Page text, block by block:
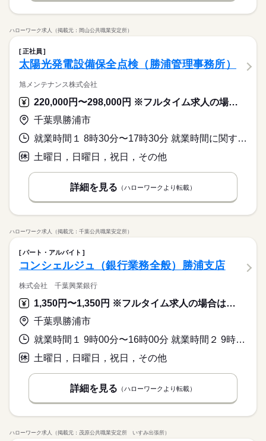
募集条件
交通費
就業時間・曜日
残20未満
働き方・環境
社会保険制度
禁煙・分煙
日勤のみ
■日勤
休日・休暇
数 107日
履歴書作成のアドバイスや面接日の調整だけでなく、お給料、
費用は一切かかりません。
働く人の待遇向上 基本特徴 募集条件
交通費
社会保険制度 禁煙・分煙 車OK
■シフト
日勤のみ
■日勤
休日・休暇
■休日制度 4週8休制 ■休日制度備考 基本、土日休み ■年間休日
数 107日
応募する
ハローワーク求人（掲載元：岡山公共職業安定所）
正社員
太陽光発電設備保全点検（勝浦管理事務所）
旭メンテナンス株式会社
220,000円〜298,000円 ※フルタイム求人の場合は月額（換算額）、パート求人の場合は時間額を表示しています。
千葉県勝浦市
就業時間１ 8時30分〜17時30分 就業時間に関する特記事項 各事業所によって就業時間が変わります。
土曜日，日曜日，祝日，その他
詳細を見る （ハローワークより転載）
ハローワーク求人（掲載元：千葉公共職業安定所）
パート・アルバイト
コンシェルジュ（銀行業務全般）勝浦支店
株式会社 千葉興業銀行
1,350円〜1,350円 ※フルタイム求人の場合は月額（換算額）、パート求人の場合は時間額を表示しています。
千葉県勝浦市
就業時間１ 9時00分〜16時00分 就業時間２ 9時00分〜17時00分 就業時間に関する特記事項 扶養範囲内の勤務の場合、原則９：００～１６：００（実働６時間
土曜日，日曜日，祝日，その他
詳細を見る （ハローワークより転載）
ハローワーク求人（掲載元：茂原公共職業安定所 いすみ出張所）